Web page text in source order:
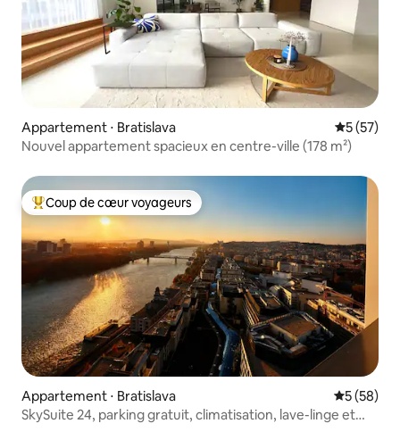
Appartement ⋅ Bratislava
5 (57)
Nouvel appartement spacieux en centre-ville (178 m²)
Coups de cœur voyageurs les plus appréciés
Coup de cœur voyageurs
Appartement ⋅ Bratislava
5 (58)
SkySuite 24, parking gratuit, climatisation, lave-linge et